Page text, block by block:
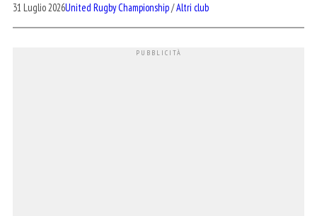
31 Luglio 2026United Rugby Championship/Altri club